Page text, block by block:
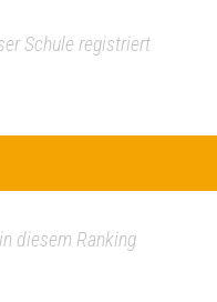
Schule registriert
diesem Ranking